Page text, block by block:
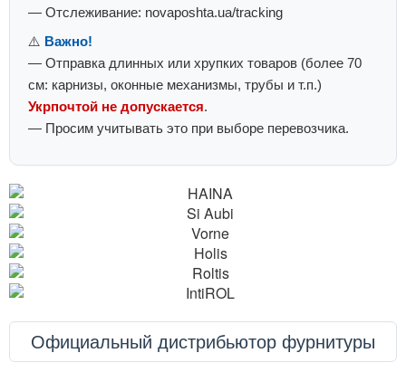
— Отслеживание: novaposhta.ua/tracking
⚠️ Важно!
— Отправка длинных или хрупких товаров (более 70
см: карнизы, оконные механизмы, трубы и т.п.)
Укрпочтой не допускается.
— Просим учитывать это при выборе перевозчика.
Официальный дистрибьютор фурнитуры